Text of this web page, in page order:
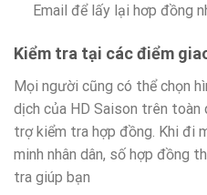
Email để lấy lại hơp đồng
Kiểm tra tại các điểm
Mọi người cũng có thể chọn
dịch của HD Saison trên toàn
trợ kiểm tra hợp đồng. Khi đi
minh nhân dân, số hợp đồng
tra giúp bạn